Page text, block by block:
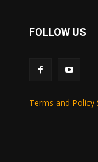
FOLLOW US
Terms and Policy